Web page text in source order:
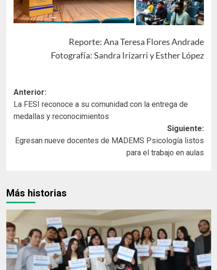
Reporte: Ana Teresa Flores Andrade
Fotografía: Sandra Irizarri y Esther López
Navegación
de
entradas
Anterior:
La FESI reconoce a su comunidad con la entrega de
medallas y reconocimientos
Siguiente:
Egresan nueve docentes de MADEMS Psicología listos
para el trabajo en aulas
Más historias